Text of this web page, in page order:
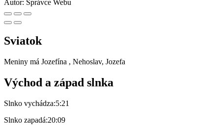
Autor: Správce Webu
Sviatok
Meniny má Jozefína , Nehoslav, Jozefa
Východ a západ slnka
Slnko vychádza:5:21
Slnko zapadá:20:09